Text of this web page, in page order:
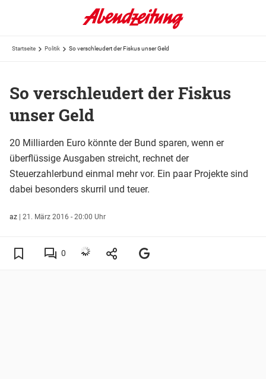
Startseite Politik So verschleudert der Fiskus unser Geld
So verschleudert der Fiskus
unser Geld
20 Milliarden Euro könnte der Bund sparen, wenn er
überflüssige Ausgaben streicht, rechnet der
Steuerzahlerbund einmal mehr vor. Ein paar Projekte sind
dabei besonders skurril und teuer.
az | 21. März 2016 - 20:00 Uhr
0